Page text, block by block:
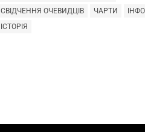
СВІДЧЕННЯ ОЧЕВИДЦІВ
ЧАРТИ
ІСТОРІЯ